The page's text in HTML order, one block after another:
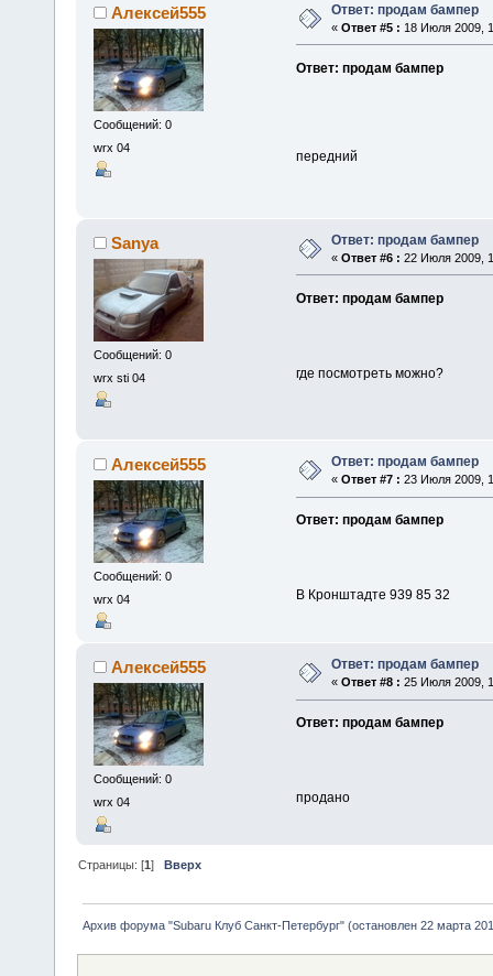
Алексей555
Сообщений: 0
wrx 04
Ответ: продам бампер
« Ответ #5 : 18 Июля 2009,
Ответ: продам бампер
передний
Sanya
Сообщений: 0
wrx sti 04
Ответ: продам бампер
« Ответ #6 : 22 Июля 2009,
Ответ: продам бампер
где посмотреть можно?
Алексей555
Сообщений: 0
wrx 04
Ответ: продам бампер
« Ответ #7 : 23 Июля 2009,
Ответ: продам бампер
В Кронштадте 939 85 32
Алексей555
Сообщений: 0
wrx 04
Ответ: продам бампер
« Ответ #8 : 25 Июля 2009,
Ответ: продам бампер
продано
Страницы: [1] Вверх
Архив форума "Subaru Клуб Санкт-Петербург" (остановлен 22 марта